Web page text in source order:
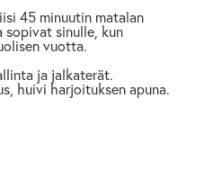
45 minuutin matalan
sinulle, kun
vuotta.
ja jalkaterät.
huivi harjoituksen apuna.